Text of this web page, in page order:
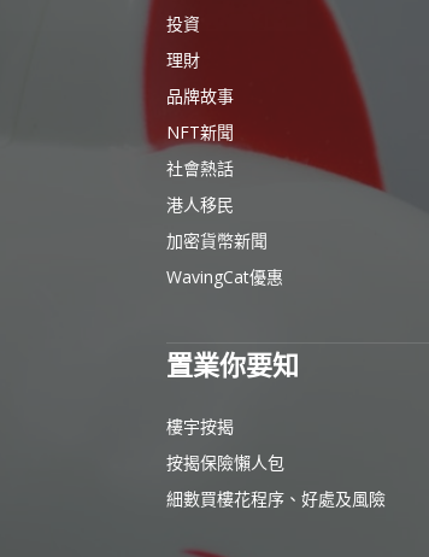
投資
理財
品牌故事
NFT新聞
社會熱話
港人移民
加密貨幣新聞
WavingCat優惠
置業你要知
樓宇按揭
按揭保險懶人包
細數買樓花程序、好處及風險